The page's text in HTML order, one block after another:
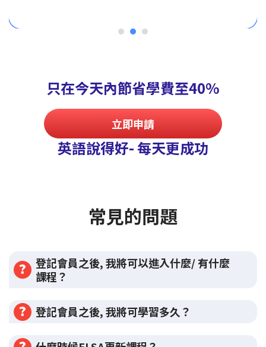
只在今天內節省學費至40%
立即申請
英語說得好- 每天更成功
常見的問題
登記會員之後, 我將可以進入什麼/ 有什麼
課程？
登記會員之後, 我將可學習多久？